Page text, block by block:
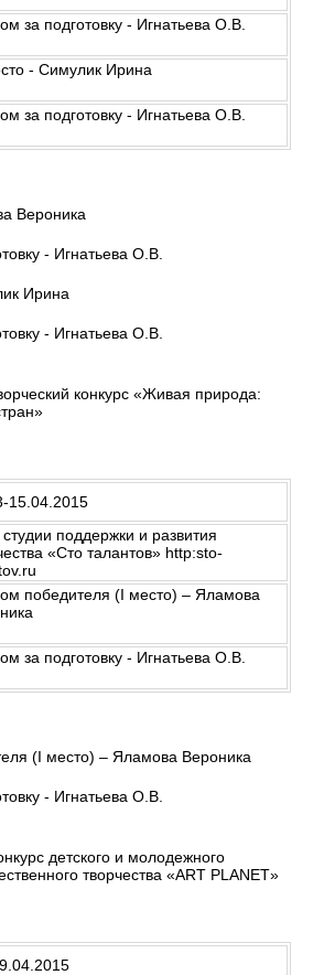
за подготовку - Игнатьева О.В.
- Симулик Ирина
за подготовку - Игнатьева О.В.
конкурс «Живая природа:
15.04.2015
поддержки и развития
«Сто талантов» http:sto-
победителя (I место) – Яламова
за подготовку - Игнатьева О.В.
детского и молодежного
творчества «ART PLANET»